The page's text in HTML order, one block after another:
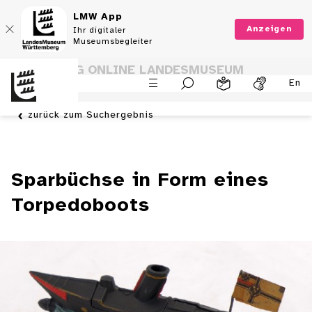
LMW App
Ihr digitaler
Museumsbegleiter
Anzeigen
En
SAMMLUNG ONLINE LANDESMUSEUM
WÜRTTEMBERG
zurück zum Suchergebnis
Sparbüchse in Form eines
Torpedoboots